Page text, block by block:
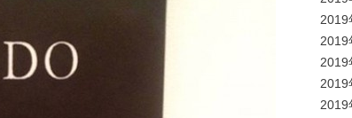
2019
2019
2019
2019
2019